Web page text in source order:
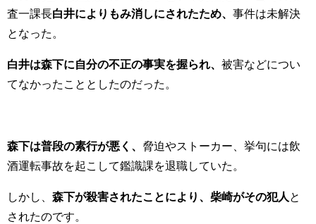
査一課長白井によりもみ消しにされたため、 事件は未解決
となった。
白井は森下に自分の不正の事実を握られ、 被害などについ
てなかったこととしたのだった。
森下は普段の素行が悪く、 脅迫やストーカー、挙句には飲
酒運転事故を起こして鑑識課を退職していた。
しかし、 森下が殺害されたことにより、柴崎がその犯人 と
されたのです。